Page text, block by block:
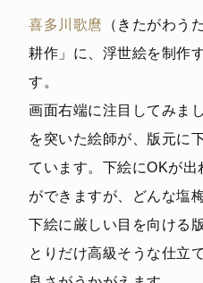
喜多川歌麿 （きたがわう
耕作」に、浮世絵を制作
す。
画面右端に注目してみま
を突いた絵師が、版元に
ています。下絵にOKが出
ができますが、どんな塩
下絵に厳しい目を向ける
とりだけ高級そうな仕立